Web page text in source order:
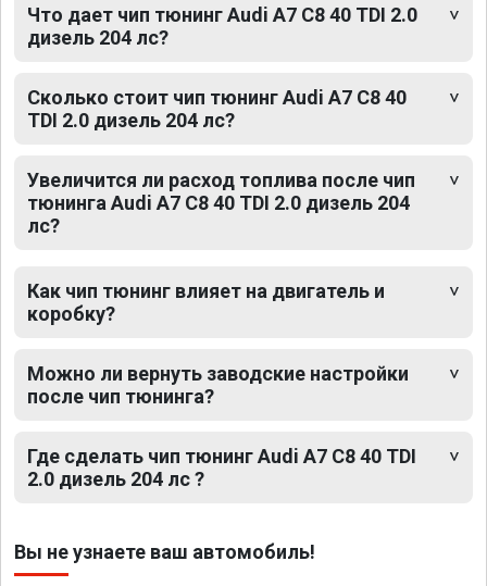
Что дает чип тюнинг Audi A7 C8 40 TDI 2.0
дизель 204 лс?
Сколько стоит чип тюнинг Audi A7 C8 40
TDI 2.0 дизель 204 лс?
Увеличится ли расход топлива после чип
тюнинга Audi A7 C8 40 TDI 2.0 дизель 204
лс?
Как чип тюнинг влияет на двигатель и
коробку?
Можно ли вернуть заводские настройки
после чип тюнинга?
Где сделать чип тюнинг Audi A7 C8 40 TDI
2.0 дизель 204 лс ?
Вы не узнаете ваш автомобиль!